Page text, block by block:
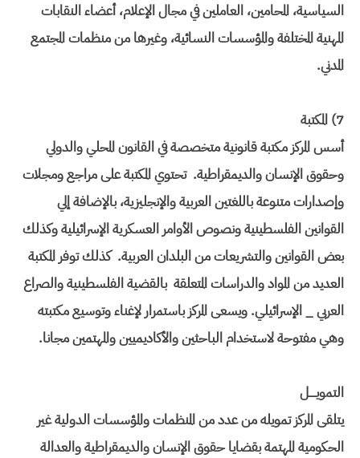
السياسية، المحامين، العاملين في مجال الإعلام، أعضاء النقابات
المهنية المختلفة والمؤسسات النسائية، وغيرها من منظمات المجتمع
المدني.
7) المكتبة
أسس المركز مكتبة قانونية متخصصة في القانون المحلي والدولي
وحقوق الإنسان والديمقراطية. تحتوي المكتبة على مراجع ومجلات
وإصدارات متنوعة باللغتين العربية والإنجليزية، بالإضافة إلي
القوانين الفلسطينية ونصوص الأوامر العسكرية الإسرائيلية وكذلك
بعض القوانين والتشريعات من البلدان العربية. كذلك توفر المكتبة
العديد من المواد والدراسات المتعلقة بالقضية الفلسطينية والصراع
العربي _ الإسرائيلي. ويسعى المركز باستمرار لإغناء وتوسيع مكتبته
وهي مفتوحة لاستخدام الباحثين والأكاديميين والمهتمين مجانا.
التمويــــل
يتلقى المركز تمويله من عدد من المنظمات والمؤسسات الدولية غير
الحكومية المهتمة بقضايا حقوق الإنسان والديمقراطية والعدالة